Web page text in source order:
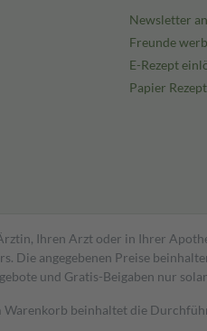
Newsletter
Freunde
E-Rezept
Papier
Ihren Arzt oder in Ihrer
angegebenen Preise
und Gratis-Beigaben nur
beinhaltet die